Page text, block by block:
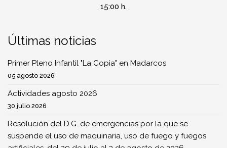
15:00 h.
Últimas noticias
Primer Pleno Infantil "La Copia" en Madarcos
05 agosto 2026
Actividades agosto 2026
30 julio 2026
Resolución del D.G. de emergencias por la que se
suspende el uso de maquinaria, uso de fuego y fuegos